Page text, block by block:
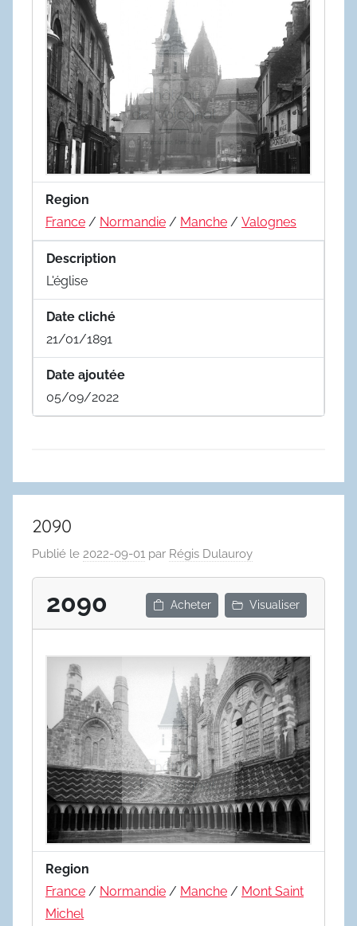
Region
France / Normandie / Manche / Valognes
Description
L'église
Date cliché
21/01/1891
Date ajoutée
05/09/2022
2090
Publié le 2022-09-01 par Régis Dulauroy
2090 Acheter Visualiser
Region
France / Normandie / Manche / Mont Saint
Michel